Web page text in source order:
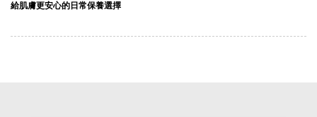
給肌膚更安心的日常保養選擇